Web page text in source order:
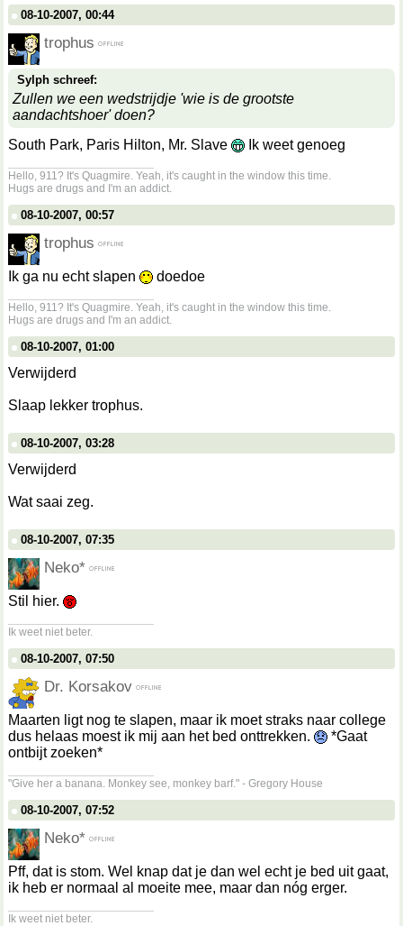
08-10-2007, 00:44
trophus
Sylph schreef:
Zullen we een wedstrijdje 'wie is de grootste
aandachtshoer' doen?
South Park, Paris Hilton, Mr. Slave
Ik weet genoeg
Hello, 911? It's Quagmire. Yeah, it's caught in the window this time.
Hugs are drugs and I'm an addict.
08-10-2007, 00:57
trophus
Ik ga nu echt slapen
doedoe
Hello, 911? It's Quagmire. Yeah, it's caught in the window this time.
Hugs are drugs and I'm an addict.
08-10-2007, 01:00
Verwijderd
Slaap lekker trophus.
08-10-2007, 03:28
Verwijderd
Wat saai zeg.
08-10-2007, 07:35
Neko*
Stil hier.
Ik weet niet beter.
08-10-2007, 07:50
Dr. Korsakov
Maarten ligt nog te slapen, maar ik moet straks naar college
dus helaas moest ik mij aan het bed onttrekken.
*Gaat
ontbijt zoeken*
"Give her a banana. Monkey see, monkey barf." - Gregory House
08-10-2007, 07:52
Neko*
Pff, dat is stom. Wel knap dat je dan wel echt je bed uit gaat,
ik heb er normaal al moeite mee, maar dan nóg erger.
Ik weet niet beter.